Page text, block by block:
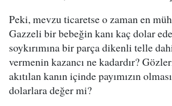
Peki, mevzu ticaretse o zaman en
Gazzeli bir bebeğin kanı kaç dolar
soykırımına bir parça dikenli telle
vermenin kazancı ne kadardır?
akıtılan kanın içinde payımızın
dolarlara değer mi?